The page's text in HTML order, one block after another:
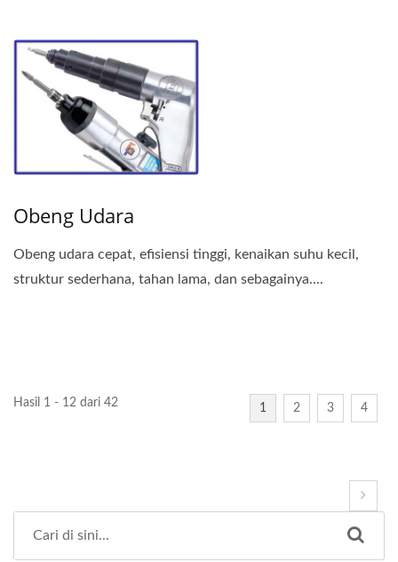
Obeng Udara
Obeng udara cepat, efisiensi tinggi, kenaikan suhu kecil,
struktur sederhana, tahan lama, dan sebagainya....
Hasil 1 - 12 dari 42 1 2 3 4